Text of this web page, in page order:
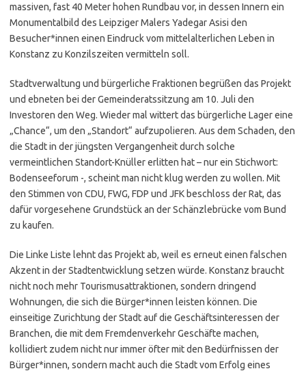
massiven, fast 40 Meter hohen Rundbau vor, in dessen Innern ein
Monumentalbild des Leipziger Malers Yadegar Asisi den
Besucher*innen einen Eindruck vom mittelalterlichen Leben in
Konstanz zu Konzilszeiten vermitteln soll.
Stadtverwaltung und bürgerliche Fraktionen begrüßen das Projekt
und ebneten bei der Gemeinderatssitzung am 10. Juli den
Investoren den Weg. Wieder mal wittert das bürgerliche Lager eine
„Chance“, um den „Standort“ aufzupolieren. Aus dem Schaden, den
die Stadt in der jüngsten Vergangenheit durch solche
vermeintlichen Standort-Knüller erlitten hat – nur ein Stichwort:
Bodenseeforum -, scheint man nicht klug werden zu wollen. Mit
den Stimmen von CDU, FWG, FDP und JFK beschloss der Rat, das
dafür vorgesehene Grundstück an der Schänzlebrücke vom Bund
zu kaufen.
Die Linke Liste lehnt das Projekt ab, weil es erneut einen falschen
Akzent in der Stadtentwicklung setzen würde. Konstanz braucht
nicht noch mehr Tourismusattraktionen, sondern dringend
Wohnungen, die sich die Bürger*innen leisten können. Die
einseitige Zurichtung der Stadt auf die Geschäftsinteressen der
Branchen, die mit dem Fremdenverkehr Geschäfte machen,
kollidiert zudem nicht nur immer öfter mit den Bedürfnissen der
Bürger*innen, sondern macht auch die Stadt vom Erfolg eines